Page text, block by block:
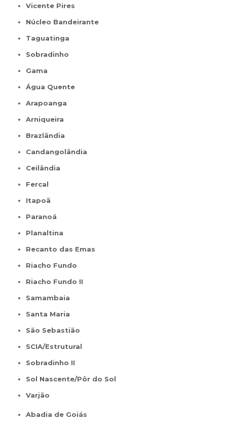
Vicente Pires
Núcleo Bandeirante
Taguatinga
Sobradinho
Gama
Água Quente
Arapoanga
Arniqueira
Brazlândia
Candangolândia
Ceilândia
Fercal
Itapoã
Paranoá
Planaltina
Recanto das Emas
Riacho Fundo
Riacho Fundo II
Samambaia
Santa Maria
São Sebastião
SCIA/Estrutural
Sobradinho II
Sol Nascente/Pôr do Sol
Varjão
Abadia de Goiás